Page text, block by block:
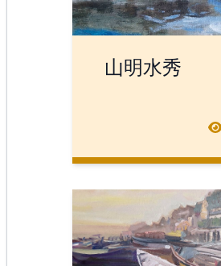
山明水秀